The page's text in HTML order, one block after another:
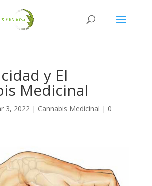
y El
Medicinal
3, 2022| Cannabis Medicinal | 0